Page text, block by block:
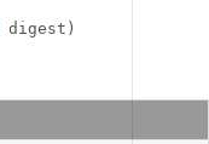
digest)